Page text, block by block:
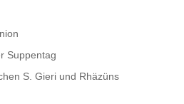
Suppentag
S. Gieri und Rhäzüns